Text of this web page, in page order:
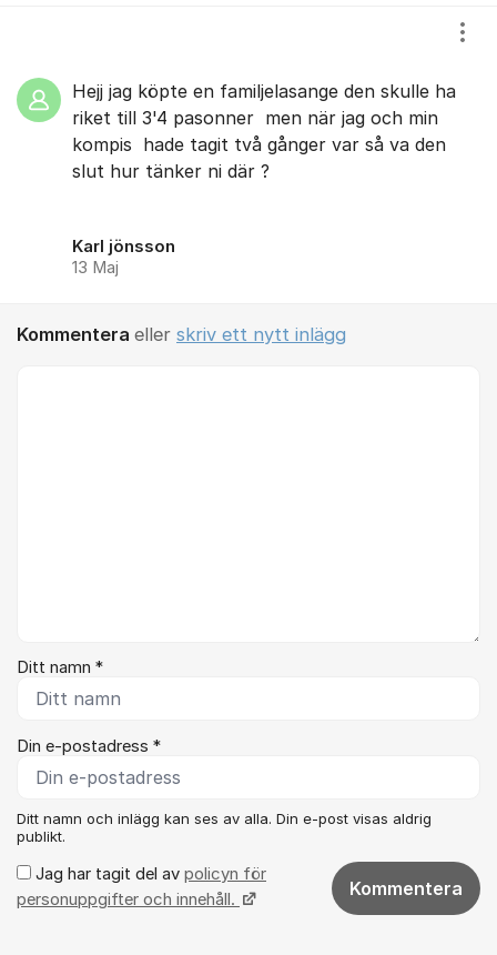
Hejj jag köpte en familjelasange den skulle ha
riket till 3'4 pasonner men när jag och min
kompis hade tagit två gånger var så va den
slut hur tänker ni där ?
Karl jönsson
13 Maj
Kommentera eller skriv ett nytt inlägg
Ditt namn *
Din e-postadress *
Ditt namn och inlägg kan ses av alla. Din e-post visas aldrig
publikt.
Jag har tagit del av policyn för
personuppgifter och innehåll.
Kommentera